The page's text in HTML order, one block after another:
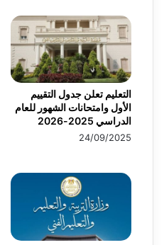
التعليم تعلن جدول التقييم
الأول وامتحانات الشهور للعام
الدراسي 2025-2026
24/09/2025